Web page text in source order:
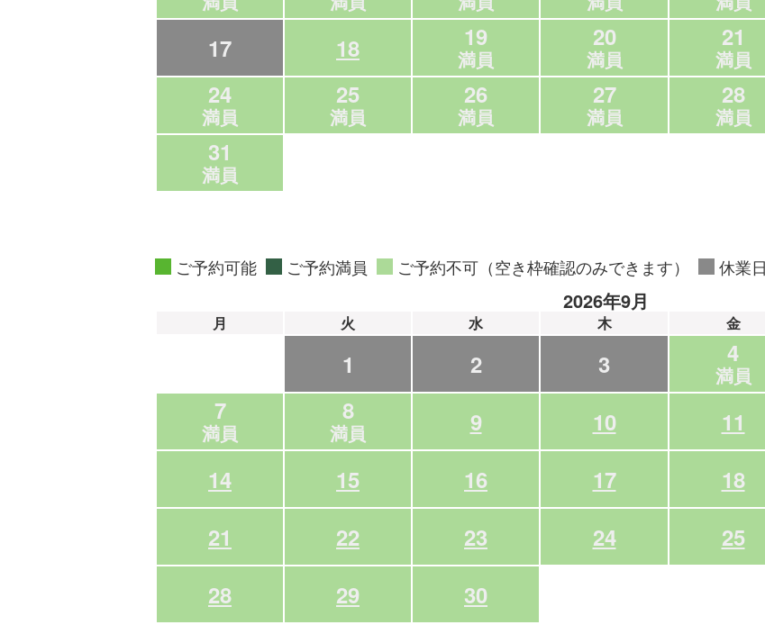
17 18 19
満員
20
満員
21
満員
24
満員
25
満員
26
満員
27
満員
28
満員
31
満員
ご予約可能 ご予約満員 ご予約不可（空き枠確認のみできます） 休業日
2026年9月
月 火 水 木 金
1 2 3 4
満員
7
満員
8
満員 9 10 11
14
15 16 17 18
21
22 23 24 25
28
29 30